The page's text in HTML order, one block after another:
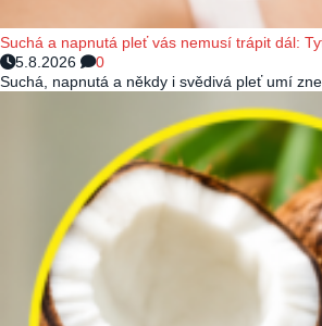
Suchá a napnutá pleť vás nemusí trápit dál:
5.8.2026
0
Suchá, napnutá a někdy i svědivá pleť umí